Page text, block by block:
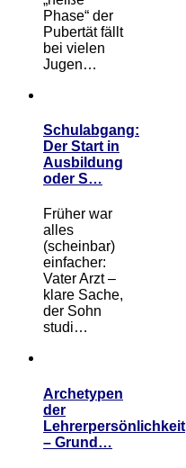
Phase“ der
Pubertät fällt
bei vielen
Jugen…
Schulabgang:
Der Start in
Ausbildung
oder S…
Früher war
alles
(scheinbar)
einfacher:
Vater Arzt –
klare Sache,
der Sohn
studi…
Archetypen
der
Lehrerpersönlichkeit
– Grund…